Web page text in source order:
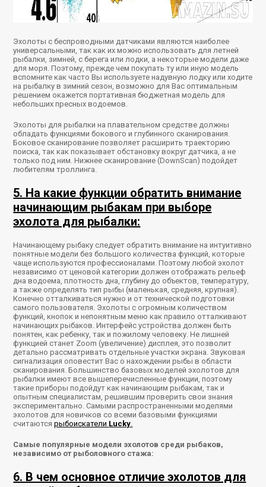
Эхолоты с беспроводными датчиками являются наиболее
универсальными, так как их можно использовать для летней
рыбалки, зимней, с берега или лодки, а некоторые модели даже
для моря. Поэтому, прежде чем покупать ту или иную модель
вспомните как часто Вы используете надувную лодку или ходите
на рыбалку в зимний сезон, возможно для Вас оптимальным
решением окажется портативная бюджетная модель для
небольших пресных водоемов.
Эхолоты для рыбалки на плавательном средстве должны
обладать функциями бокового и глубинного сканирования.
Боковое сканирование позволяет расширить траекторию
поиска, так как показывает обстановку вокруг датчика, а не
только под ним. Нижнее сканирование (DownScan) подойдет
любителям троллинга.
5. На какие функции обратить внимание
начинающим рыбакам при выборе
эхолота для рыбалки:
Начинающему рыбаку следует обратить внимание на интуитивно
понятные модели без большого количества функций, которые
чаще используются профессионалами. Поэтому любой эхолот
независимо от ценовой категории должен отображать рельеф
дна водоема, плотность дна, глубину до объектов, температуру,
а также определять тип рыбы (маленькая, средняя, крупная).
Конечно отталкиваться нужно и от технической подготовки
самого пользователя. Эхолоты с огромным количеством
функций, кнопок и непонятным меню как правило отталкивают
начинающих рыбаков. Интерфейс устройства должен быть
понятен, как ребенку, так и пожилому человеку. Не лишней
функцией станет Zoom (увеличение) дисплея, это позволит
детально рассматривать отдельные участки экрана. Звуковая
сигнализация оповестит Вас о нахождении рыбы в области
сканирования. Большинство базовых моделей эхолотов для
рыбалки имеют все вышеперечисленные функции, поэтому
такие приборы подойдут как начинающим рыбакам, так и
опытным специалистам, решившим проверить свои знания
экспериментально. Самыми распространенными моделями
эхолотов для новичков со всеми базовыми функциями
считаютсярыбоискатели Lucky.
Самые популярные модели эхолотов среди рыбаков,
независимо от рыболовного стажа:
6. В чем основное отличие эхолотов для